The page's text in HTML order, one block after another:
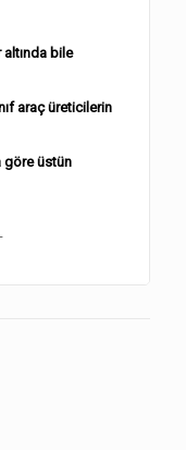
altında bile
araç üreticilerin
göre üstün